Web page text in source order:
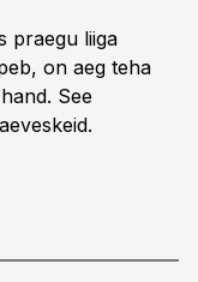
praegu liiga
on aeg teha
See